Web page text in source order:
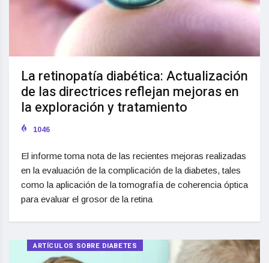
La retinopatía diabética: Actualización
de las directrices reflejan mejoras en
la exploración y tratamiento
1046
El informe toma nota de las recientes mejoras realizadas
en la evaluación de la complicación de la diabetes, tales
como la aplicación de la tomografía de coherencia óptica
para evaluar el grosor de la retina
ARTÍCULOS SOBRE DIABETES